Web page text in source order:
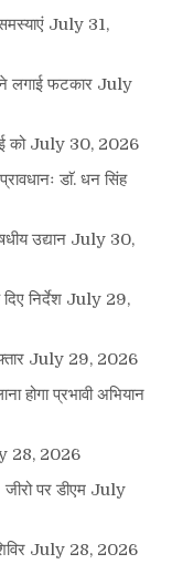
July 31,
ने लगाई फटकार July
को July 30, 2026
डाॅ. धन सिंह
उद्यान July 30,
निर्देश July 29,
July 29, 2026
होगा प्रभावी अभियान
28, 2026
पर डीएम July
July 28, 2026